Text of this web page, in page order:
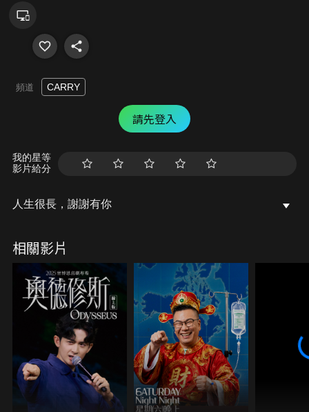
頻道 CARRY
請先登入
我的星等
影片給分
人生很長，謝謝有你
相關影片